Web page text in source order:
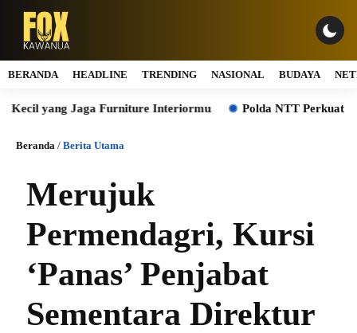
BERANDA HEADLINE TRENDING NASIONAL BUDAYA
Jaga Furniture Interiormu Polda NTT Perkuat Sinergi
Beranda / Berita Utama
Merujuk
Permendagri, Kursi
‘Panas’ Penjabat
Sementara Direktur